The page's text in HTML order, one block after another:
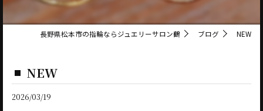
長野県松本市の指輪ならジュエリーサロン鶴 ブログ NEW
NEW
2026/03/19